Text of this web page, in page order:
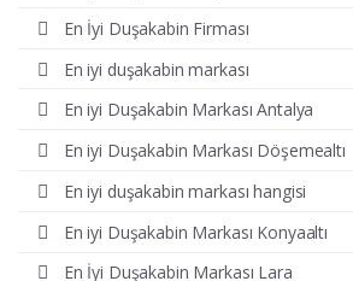
En İyi Duşakabin Firması
En iyi duşakabin markası
En iyi Duşakabin Markası Antalya
En iyi Duşakabin Markası Döşemealtı
En iyi duşakabin markası hangisi
En iyi Duşakabin Markası Konyaaltı
En İyi Duşakabin Markası Lara